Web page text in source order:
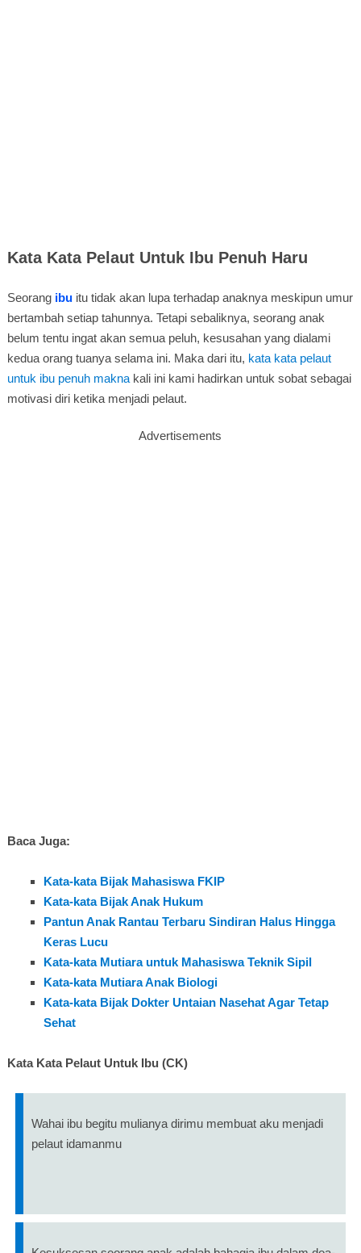
Kata Kata Pelaut Untuk Ibu Penuh Haru
Seorang ibu itu tidak akan lupa terhadap anaknya meskipun umur
bertambah setiap tahunnya. Tetapi sebaliknya, seorang anak
belum tentu ingat akan semua peluh, kesusahan yang dialami
kedua orang tuanya selama ini. Maka dari itu, kata kata pelaut
untuk ibu penuh maknakali ini kami hadirkan untuk sobat sebagai
motivasi diri ketika menjadi pelaut.
Advertisements
Baca Juga:
Kata-kata Bijak Mahasiswa FKIP
Kata-kata Bijak Anak Hukum
Pantun Anak Rantau Terbaru Sindiran Halus Hingga
Keras Lucu
Kata-kata Mutiara untuk Mahasiswa Teknik Sipil
Kata-kata Mutiara Anak Biologi
Kata-kata Bijak Dokter Untaian Nasehat Agar Tetap
Sehat
Kata Kata Pelaut Untuk Ibu (CK)
Wahai ibu begitu mulianya dirimu membuat aku menjadi
pelaut idamanmu